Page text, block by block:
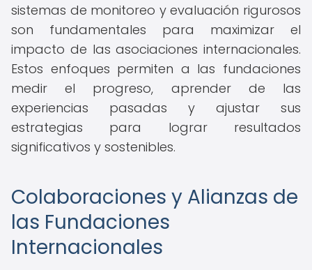
sistemas de monitoreo y evaluación rigurosos
son fundamentales para maximizar el
impacto de las asociaciones internacionales.
Estos enfoques permiten a las fundaciones
medir el progreso, aprender de las
experiencias pasadas y ajustar sus
estrategias para lograr resultados
significativos y sostenibles.
Colaboraciones y Alianzas de
las Fundaciones
Internacionales